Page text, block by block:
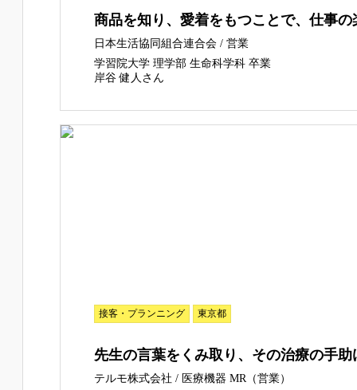
商品を知り、愛着をもつことで、仕事
日本生活協同組合連合会 / 営業
学習院大学 理学部 生命科学科 卒業
岸谷 健人さん
接客・プランニング 東京都
先生の言葉をくみ取り、その治療の手
テルモ株式会社 / 医療機器 MR（営業）